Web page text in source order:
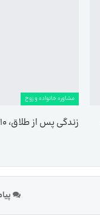
مشاوره خانواده و زوج
زندگی پس از طلاق، ۱۰ راه برای بازسازی زندگی